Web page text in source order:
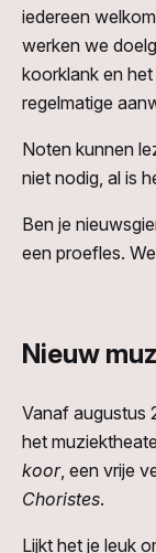
iedereen
werken we
koorklank en
regelmatige
Noten kunnen
niet nodig, al is
Ben je
een proefles.
Nieuw
Vanaf augustus
het
koor, een vrije
Choristes.
Lijkt het je leuk